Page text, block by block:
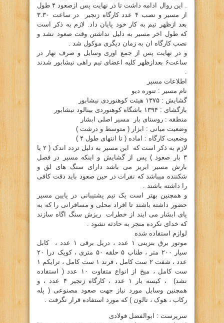
. این روال ادامه داشت تا در نهایت پس ازصعود ۴ طول
از مسیر و نصب ۴ عدد کارگاه زنجیر در ساعت ۳.۳۰
بعد ازظهر تیم به کار خود پایان داد. لازم به ذکر است
که طول اخر مسیر به دلیل نداشتن وقت صعود نشد و
نصب کارگاه ان به زمان دیگری موکول شد .
و در نهایت پس از جمع اوری وسایل و صرف نهار در
ساعت۶ بعدازظهر کلیه اعضای تیم راهی نیشابور شدند
اطلاعات مسیر
نام مسیر : تنوره دیو
گشایش : ۱۳۷۵ هیئت کوهنوردی نیشابور
بازگشای : ۱۳۹۴ باشگاه کوهنوردی بینالود نیشابور
منطقه : روستای بار مسیر اصلی ابشار
وضعیت میانی : ابزار ( متوسط و درشت )
وضعیت کارگاه : اماده ( تا انتهای طول ۴ )
لازم به ذکر است که این مسیر به دلیل تردد اندک ( ۲ یا
۳ بار صعود ) پس از گشایش و اینکه مسیر در فصل
بارش مسیر ابریز می باشد دارای سنگ های لق و
شکننده میباشد که نفرات در حین صعود باید دقت کافی
را داشته باشند .
و همچنین بهتر است یک تیم پشتیبانی در پایین مسیر
حضور داشته باشند تا افراد محلی و مسافرانی را که به
پای ابشار می ایند از خطرات ریزش سنگ اگاه سازند
که خدای نکرده منجر به حادثه نشود .
لوازم استفاده شده
موتور برق بنزینی ۱ عدد ، دریل برقی ۱ عدد ، کابل
سیار ۲۰۰ متر ، طناب ۵ حلقه ۵۰ متری ، کویک درا ۲۰
عدد ، شفت ۲ ست کامل ، فرند ۱ ست کامل ، ترایکم ۱
ست کامل ، میخ از انواع متفاوت ۱۰ عدد ( استفاده
نشد) ، کیسه بار ۱ عدد ، کارگاه زنجیر ۴ عدد ، و
همچنین وسایل مورد نیاز جهت صعود مصنوعی ( پله
رکاب ، هوک ، تالون ) که مورد استفاده قرار نگرفت .
سرپرست : ابوالفضل فولادی